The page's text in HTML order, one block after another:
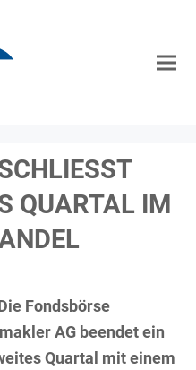
E
IM Z
Fondsbörse
AG beendet ein
Quartal mit einem